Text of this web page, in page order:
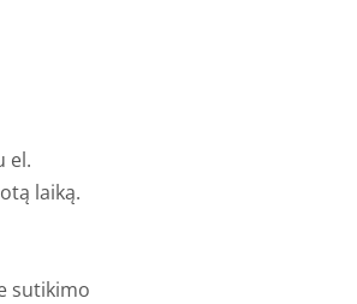
el.
laiką.
sutikimo